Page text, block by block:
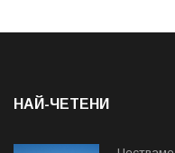
НАЙ-ЧЕТЕНИ